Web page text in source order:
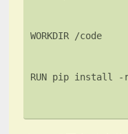
WORKDIR /code